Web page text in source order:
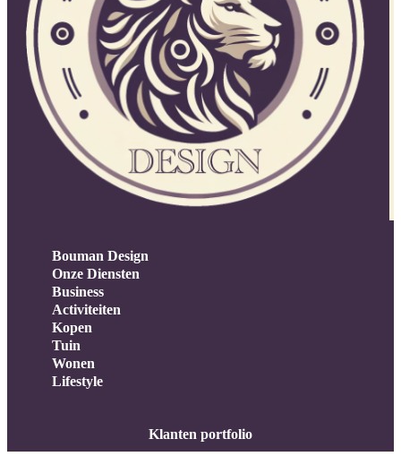
Bouman Design
Onze Diensten
Business
Activiteiten
Kopen
Tuin
Wonen
Lifestyle
Klanten portfolio